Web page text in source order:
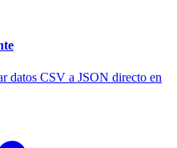
datos CSV a JSON directo en